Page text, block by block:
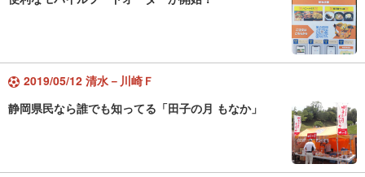
2019/05/12 清水－川崎Ｆ
静岡県民なら誰でも知ってる「田子の月 もなか」